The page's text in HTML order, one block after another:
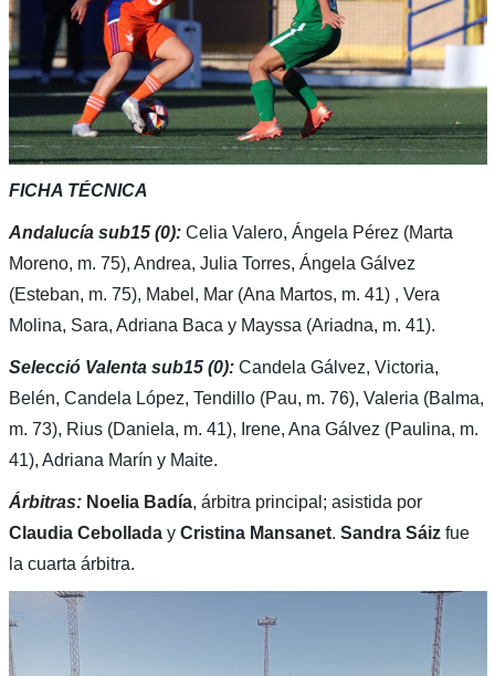
FICHA TÉCNICA
Andalucía sub15 (0):Celia Valero, Ángela Pérez (Marta
Moreno, m. 75), Andrea, Julia Torres, Ángela Gálvez
(Esteban, m. 75), Mabel, Mar (Ana Martos, m. 41) , Vera
Molina, Sara, Adriana Baca y Mayssa (Ariadna, m. 41).
Selecció Valenta sub15 (0):Candela Gálvez, Victoria,
Belén, Candela López, Tendillo (Pau, m. 76), Valeria (Balma,
m. 73), Rius (Daniela, m. 41), Irene, Ana Gálvez (Paulina, m.
41), Adriana Marín y Maite.
Árbitras:Noelia Badía, árbitra principal; asistida por
Claudia Cebolladay Cristina Mansanet. Sandra Sáizfue
la cuarta árbitra.